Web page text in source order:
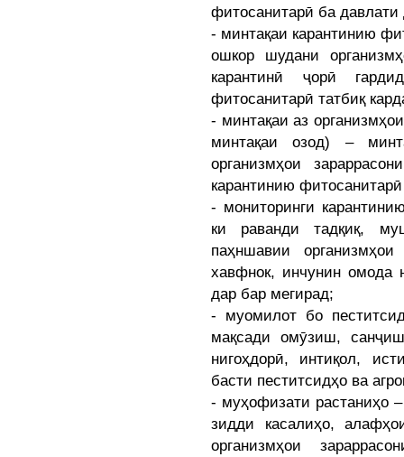
фитосанитарӣ ба
- минтақаи карантинию
ошкор шудани
карантинӣ ҷорӣ
фитосанитарӣ татбиқ
- минтақаи аз
минтақаи озод) –
организмҳои
карантинию
- мониторинги
ки раванди тадқиқ,
паҳншавии
хавфнок, инчунин омода
дар бар мегирад;
- муомилот бо
мақсади омӯзиш,
нигоҳдорӣ, интиқол,
басти пеститсидҳо ва
- муҳофизати растаниҳо
зидди касалиҳо,
организмҳои